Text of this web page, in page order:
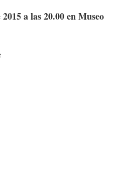
a las 20.00 en Museo